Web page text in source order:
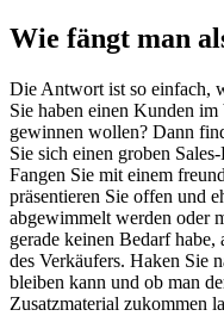
Wie fängt man
Die Antwort ist so einfach,
Sie haben einen Kunden
gewinnen wollen? Dann
Sie sich einen groben
Fangen Sie mit einem
präsentieren Sie offen und
abgewimmelt werden oder
gerade keinen Bedarf habe,
des Verkäufers. Haken Sie
bleiben kann und ob man
Zusatzmaterial zukommen